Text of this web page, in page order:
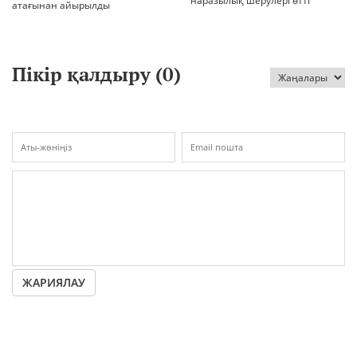
атағынан айырылды
Пікір қалдыру (0)
ЖАРИЯЛАУ